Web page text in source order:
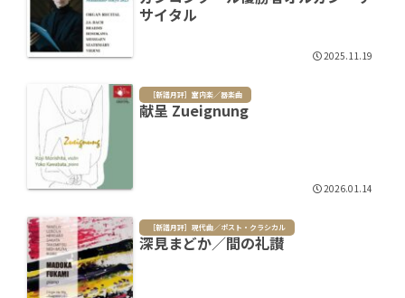
サイタル
2025.11.19
［新譜月評］室内楽／器楽曲
献呈 Zueignung
2026.01.14
［新譜月評］現代曲／ポスト・クラシカル
深見まどか／間の礼讃